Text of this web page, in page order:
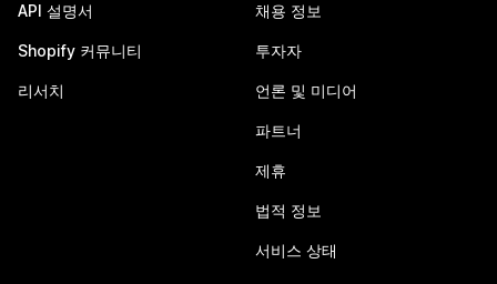
API 설명서
Shopify 커뮤니티
리서치
채용 정보
투자자
언론 및 미디어
파트너
제휴
법적 정보
서비스 상태